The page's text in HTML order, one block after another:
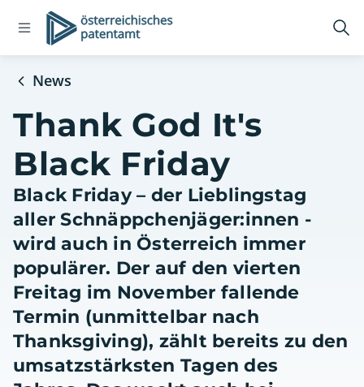
Open
navigation
Logo
News
Thank God It's
Black Friday
Black Friday – der Lieblingstag
aller Schnäppchenjäger:innen -
wird auch in Österreich immer
populärer. Der auf den vierten
Freitag im November fallende
Termin (unmittelbar nach
Thanksgiving), zählt bereits zu den
umsatzstärksten Tagen des